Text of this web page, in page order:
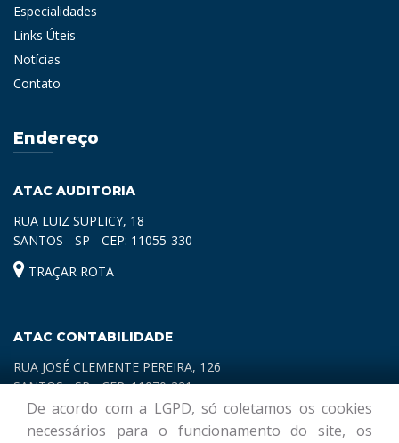
Especialidades
Links Úteis
Notícias
Contato
Endereço
ATAC AUDITORIA
RUA LUIZ SUPLICY, 18
SANTOS - SP - CEP: 11055-330
TRAÇAR ROTA
ATAC CONTABILIDADE
RUA JOSÉ CLEMENTE PEREIRA, 126
SANTOS - SP - CEP: 11070-321
TRAÇAR ROTA
De acordo com a LGPD, só coletamos os cookies
necessários para o funcionamento do site, os